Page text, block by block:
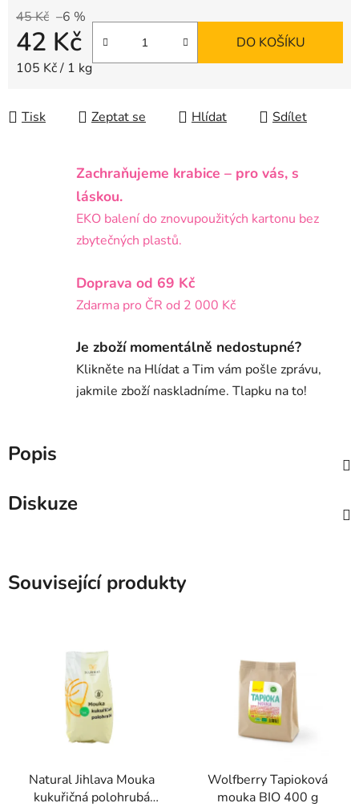
45 Kč –6 %
42 Kč
Měrná cena:
105 Kč / 1 kg
DO KOŠÍKU
Tisk Zeptat se Hlídat Sdílet
Zachraňujeme krabice – pro vás, s
láskou.
EKO balení do znovupoužitých kartonu bez
zbytečných plastů.
Doprava od 69 Kč
Zdarma pro ČR od 2 000 Kč
Je zboží momentálně nedostupné?
Klikněte na Hlídat a Tim vám pošle zprávu,
jakmile zboží naskladníme. Tlapku na to!
Popis
Diskuze
Související produkty
Natural Jihlava Mouka
kukuřičná polohrubá
Wolfberry Tapioková
mouka BIO 400 g